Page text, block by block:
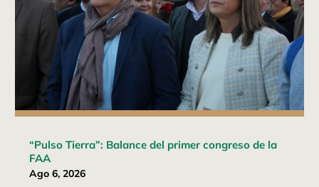
“Pulso Tierra”: Balance del primer congreso de la
FAA
Ago 6, 2026